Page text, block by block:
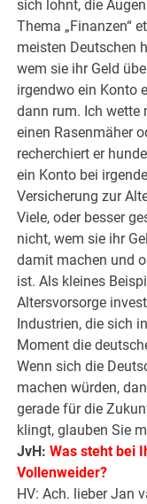
sich lohnt, die
Thema „Finanzen“
meisten Deutschen
wem sie ihr Geld
irgendwo ein Konto
dann rum. Ich wette
einen Rasenmäher
recherchiert er
ein Konto bei
Versicherung zur
Viele, oder besser
nicht, wem sie ihr
damit machen und
ist. Als kleines
Altersvorsorge
Industrien, die sich
Moment die
Wenn sich die
machen würden,
gerade für die
klingt, glauben Sie
JvH:Was steht bei
Vollenweider?
HV: Ach. lieber Jan